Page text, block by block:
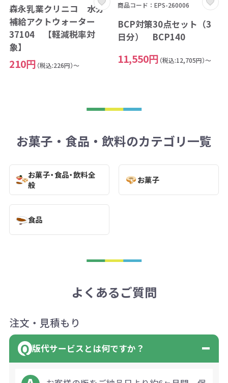
森永乳業クリニコ 水分
補給アクトウォーター
37104 【軽減税率対
象】
210円 （税込:226円）～
商品コード：EPS-260006
BCP対策30点セット（3
日分） BCP140
11,550円 （税込:12,705円）～
お菓子・食品・飲料のカテゴリ一覧
お菓子・食品・飲料全
般
お菓子
食品
よくあるご質問
注文・見積もり
版代サービスとは何ですか？